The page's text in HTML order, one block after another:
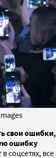
свои
ошибку
соцсетях,